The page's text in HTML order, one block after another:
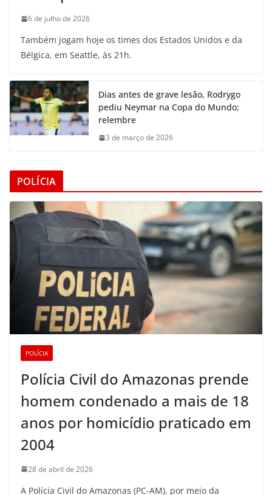
6 de julho de 2026
Também jogam hoje os times dos Estados Unidos e da
Bélgica, em Seattle, às 21h.
Dias antes de grave lesão, Rodrygo
pediu Neymar na Copa do Mundo;
relembre
3 de março de 2026
POLÍCIA
POLÍCIA
Polícia Civil do Amazonas prende
homem condenado a mais de 18
anos por homicídio praticado em
2004
28 de abril de 2026
A Polícia Civil do Amazonas (PC-AM), por meio da